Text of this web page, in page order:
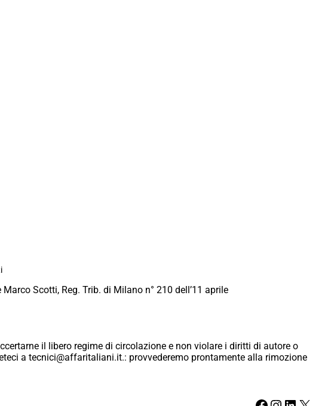
Scotti, Reg. Trib. di Milano n° 210 dell’11 aprile
il libero regime di circolazione e non violare i diritti di autore o
a tecnici@affaritaliani.it.: provvederemo prontamente alla rimozione